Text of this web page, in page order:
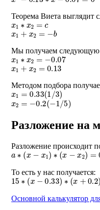
Теорема Виета выглядит
x1∗x2= c
x1 + x2 =− b
Мы получаем следующую
x1∗x2=−0.07
x1 + x2 =0.13
Методом подбора
x1=0.33(1/3)
x2 =− 0.2(−1/ 5)
Разложение на
Разложение происходит
a ∗(x−x1)∗ (x−x2)=0
То есть у нас получается:
15 ∗(x−0.33)∗(x+0.2)=0
Основной калькулятор